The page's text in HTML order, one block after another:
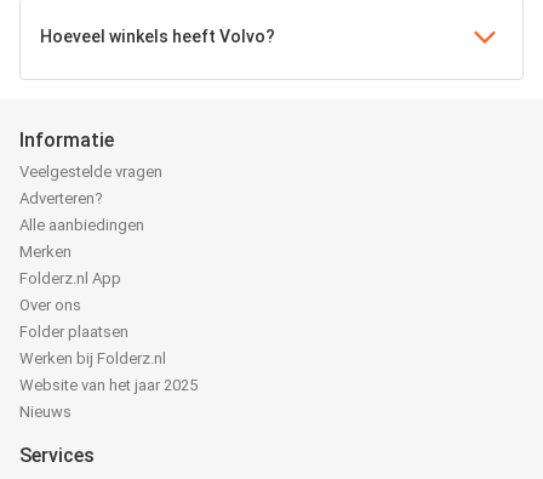
Hoeveel winkels heeft Volvo?
Informatie
Veelgestelde vragen
Adverteren?
Alle aanbiedingen
Merken
Folderz.nl App
Over ons
Folder plaatsen
Werken bij Folderz.nl
Website van het jaar 2025
Nieuws
Services